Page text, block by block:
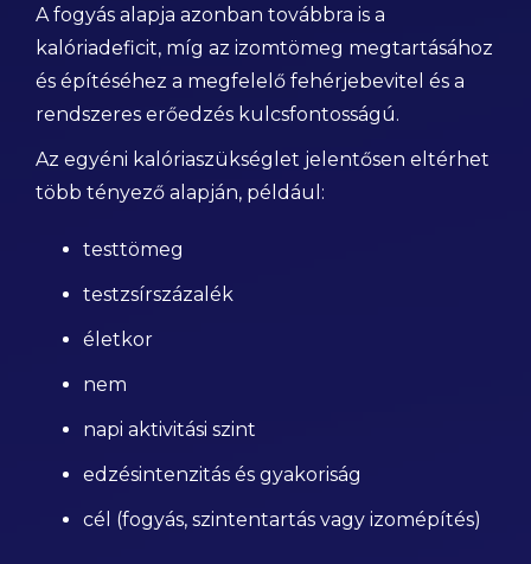
A fogyás alapja azonban továbbra is a
kalóriadeficit, míg az izomtömeg megtartásához
és építéséhez a megfelelő fehérjebevitel és a
rendszeres erőedzés kulcsfontosságú.
Az egyéni kalóriaszükséglet jelentősen eltérhet
több tényező alapján, például:
testtömeg
testzsírszázalék
életkor
nem
napi aktivitási szint
edzésintenzitás és gyakoriság
cél (fogyás, szintentartás vagy izomépítés)